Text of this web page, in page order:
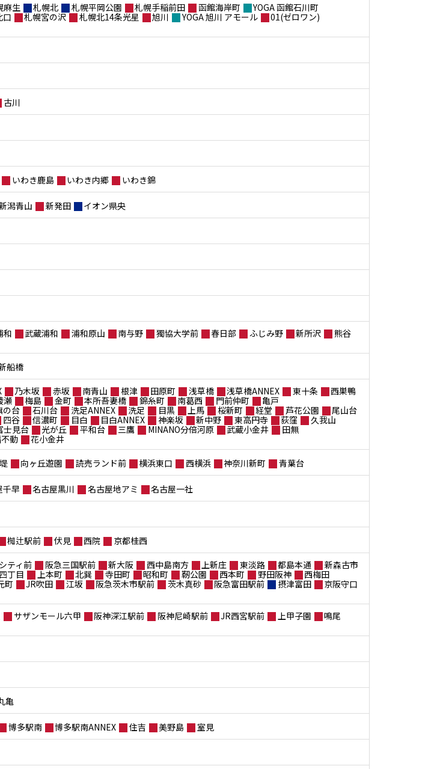
麻生 札幌北 札幌平岡公園 札幌手稲前田 函館海岸町
YOGA 函館石川町
口 札幌宮の沢 札幌北14条光星 旭川 YOGA 旭川 アモール
01(ゼロワン)
古川
いわき鹿島 いわき内郷 いわき錦
潟青山 新発田 イオン県央
和 武蔵浦和 浦和原山 南与野 獨協大学前 春日部 ふじみ野 新所沢
熊谷
船橋
乃木坂 赤坂 南青山 根津 田原町 浅草橋 浅草橋ANNEX 東十条
西巣鴨
瀬 梅島 金町 本所吾妻橋 錦糸町 南葛西 門前仲町
亀戸
の台 石川台 洗足ANNEX 洗足 目黒 上馬 桜新町 経堂 芦花公園
尾山台
四谷 信濃町 目白 目白ANNEX 神楽坂 新中野 東高円寺 荻窪
久我山
士見台 光が丘 平和台 三鷹 MINANO分倍河原 武蔵小金井
田無
動
花小金井
向ヶ丘遊園 読売ランド前 横浜東口 西横浜 神奈川新町 青葉台
千早 名古屋黒川 名古屋地アミ 名古屋一社
椥辻駅前 伏見 西院 京都桂西
ティ前 阪急三国駅前 新大阪 西中島南方 上新庄 東淡路 都島本通
新森古市
丁目 上本町 北巽 寺田町 昭和町 靭公園 西本町 野田阪神
西梅田
町 JR吹田 江坂 阪急茨木市駅前 茨木真砂 阪急富田駅前 摂津富田
京阪守口
サザンモール六甲 阪神深江駅前 阪神尼崎駅前 JR西宮駅前 上甲子園
鳴尾
亀
博多駅南 博多駅南ANNEX 住吉 美野島 室見